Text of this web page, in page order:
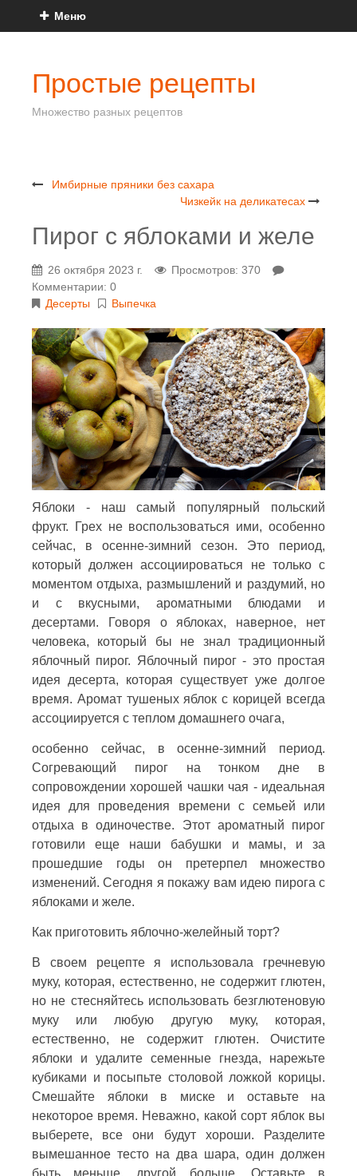
Меню
Простые рецепты
Множество разных рецептов
Имбирные пряники без сахара
Чизкейк на деликатесах
Пирог с яблоками и желе
26 октября 2023 г.
Просмотров: 370
Комментарии: 0
Десерты
Выпечка
Яблоки - наш самый популярный польский
фрукт. Грех не воспользоваться ими, особенно
сейчас, в осенне-зимний сезон. Это период,
который должен ассоциироваться не только с
моментом отдыха, размышлений и раздумий, но
и с вкусными, ароматными блюдами и
десертами. Говоря о яблоках, наверное, нет
человека, который бы не знал традиционный
яблочный пирог. Яблочный пирог - это простая
идея десерта, которая существует уже долгое
время. Аромат тушеных яблок с корицей всегда
ассоциируется с теплом домашнего очага,
особенно сейчас, в осенне-зимний период.
Согревающий пирог на тонком дне в
сопровождении хорошей чашки чая - идеальная
идея для проведения времени с семьей или
отдыха в одиночестве. Этот ароматный пирог
готовили еще наши бабушки и мамы, и за
прошедшие годы он претерпел множество
изменений. Сегодня я покажу вам идею пирога с
яблоками и желе.
Как приготовить яблочно-желейный торт?
В своем рецепте я использовала гречневую
муку, которая, естественно, не содержит глютен,
но не стесняйтесь использовать безглютеновую
муку или любую другую муку, которая,
естественно, не содержит глютен. Очистите
яблоки и удалите семенные гнезда, нарежьте
кубиками и посыпьте столовой ложкой корицы.
Смешайте яблоки в миске и оставьте на
некоторое время. Неважно, какой сорт яблок вы
выберете, все они будут хороши. Разделите
вымешанное тесто на два шара, один должен
быть меньше, другой больше. Оставьте в